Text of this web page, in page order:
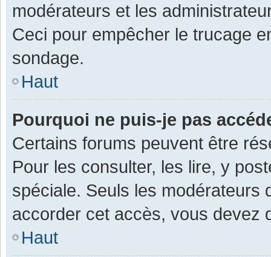
modérateurs et les
Ceci pour empêcher le trucage
sondage.
Haut
Pourquoi ne puis-je pas
Certains forums peuvent être
Pour les consulter, les lire, y
spéciale. Seuls les modérateurs
accorder cet accès, vous devez
Haut